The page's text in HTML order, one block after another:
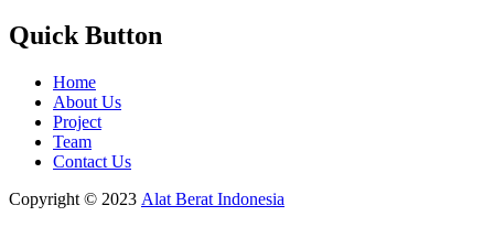
Quick Button
Home
About Us
Project
Team
Contact Us
Copyright © 2023 Alat Berat Indonesia